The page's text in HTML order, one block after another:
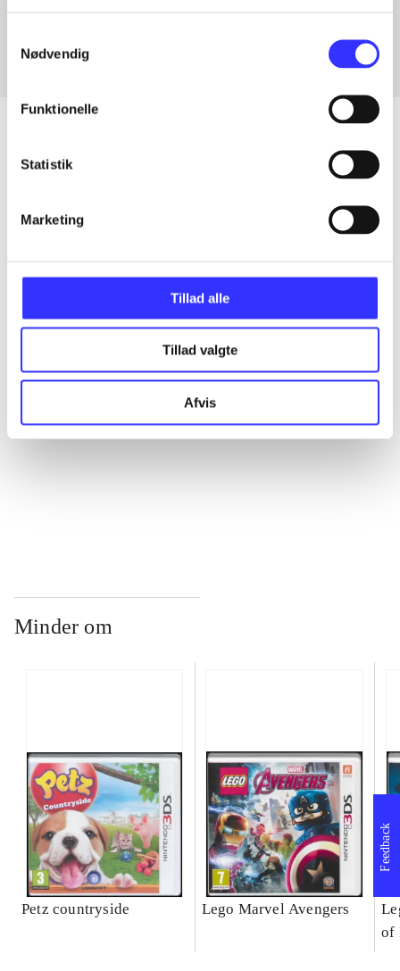
Nødvendig
Funktionelle
Statistik
Marketing
Tillad alle
Tillad valgte
Afvis
...
...
Minder om
Petz countryside Lego Marvel Avengers
of
Feedback